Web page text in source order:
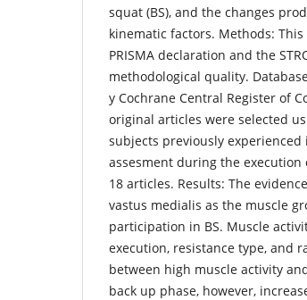
squat (BS), and the changes
kinematic factors. Methods:
PRISMA declaration and the
methodological quality.
y Cochrane Central Register of
original articles were selected
subjects previously
assesment during the execution
18 articles. Results: The
vastus medialis as the muscle
participation in BS. Muscle
execution, resistance type, and
between high muscle activity
back up phase, however,